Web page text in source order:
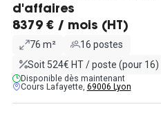
d'affaires
8379 € / mois (HT)
76 m²
16 postes
Soit 524€ HT / poste (pour 16)
Disponible dès maintenant
Cours Lafayette, 69006 Lyon